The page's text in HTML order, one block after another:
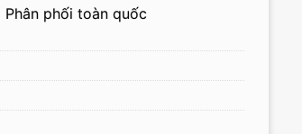
Phân phối toàn quốc